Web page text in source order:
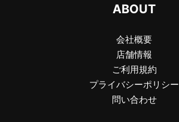
ABOUT
会社概要
店舗情報
ご利用規約
プライバシーポリシー
問い合わせ